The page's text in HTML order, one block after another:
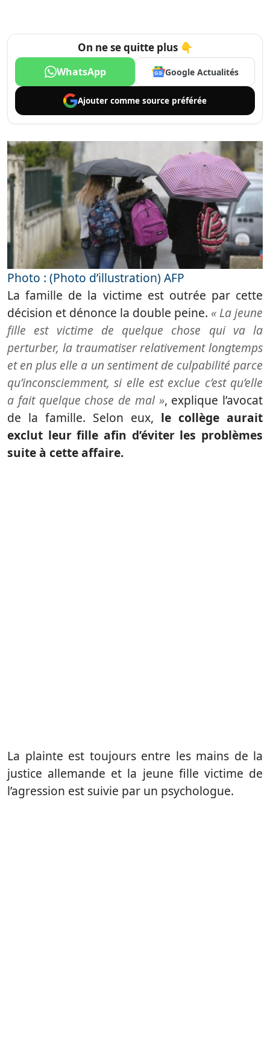
On ne se quitte plus 👇
WhatsApp Google Actualités
Ajouter comme source préférée
Photo : (Photo d’illustration) AFP
La famille de la victime est outrée par cette
décision et dénonce la double peine. « La jeune
fille est victime de quelque chose qui va la
perturber, la traumatiser relativement longtemps
et en plus elle a un sentiment de culpabilité parce
qu’inconsciemment, si elle est exclue c’est qu’elle
a fait quelque chose de mal », explique l’avocat
de la famille. Selon eux, le collège aurait
exclut leur fille afin d’éviter les problèmes
suite à cette affaire.
La plainte est toujours entre les mains de la
justice allemande et la jeune fille victime de
l’agression est suivie par un psychologue.